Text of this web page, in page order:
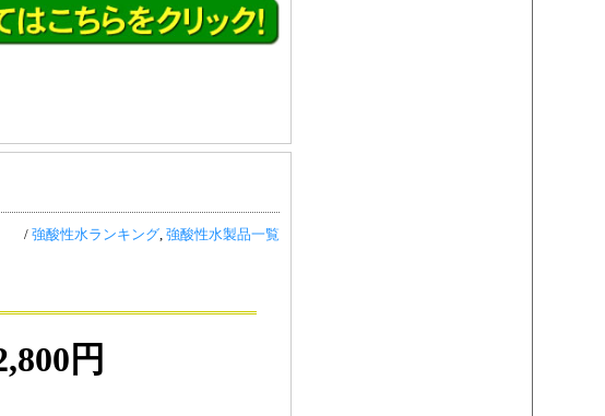
/ 強酸性水ランキング 強酸性水製品一覧
円